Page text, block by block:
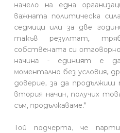
начело на една
важната политическа
седмици или за две
такъв резултат,
собствената си
начина - единият е
моментално без условия,
доверие, за да продължиш
втория начин, получих
съм, продължаваме."
Той подчерта, че